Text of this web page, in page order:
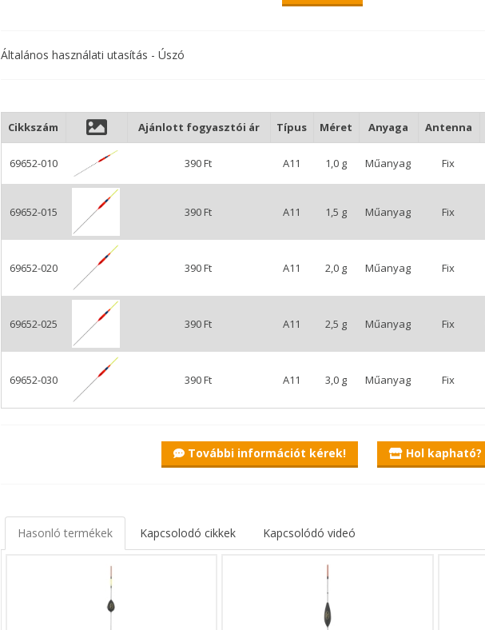
Általános használati utasítás - Úszó
Cikkszám Ajánlott fogyasztói ár Típus Méret Anyaga Antenna
69652-010 390 Ft A11 1,0 g Műanyag Fix
69652-015 390 Ft A11 1,5 g Műanyag Fix
69652-020 390 Ft A11 2,0 g Műanyag Fix
69652-025 390 Ft A11 2,5 g Műanyag Fix
69652-030 390 Ft A11 3,0 g Műanyag Fix
További információt kérek! Hol kapható?
Hasonló termékek Kapcsolodó cikkek Kapcsolódó videó